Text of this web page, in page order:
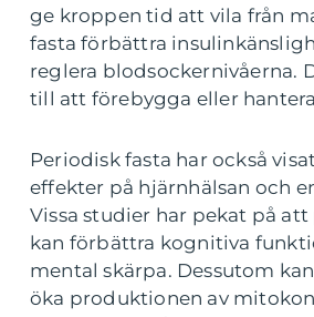
ge kroppen tid att vila från
fasta förbättra
reglera blodsockernivåerna.
till att förebygga eller
Periodisk fasta har också
effekter på hjärnhälsan och
Vissa studier har pekat på
kan förbättra kognitiva
mental skärpa. Dessutom
öka produktionen av